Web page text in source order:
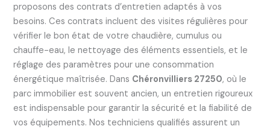
proposons des contrats d’entretien adaptés à vos
besoins. Ces contrats incluent des visites régulières pour
vérifier le bon état de votre chaudière, cumulus ou
chauffe-eau, le nettoyage des éléments essentiels, et le
réglage des paramètres pour une consommation
énergétique maîtrisée. Dans Chéronvilliers 27250, où le
parc immobilier est souvent ancien, un entretien rigoureux
est indispensable pour garantir la sécurité et la fiabilité de
vos équipements. Nos techniciens qualifiés assurent un